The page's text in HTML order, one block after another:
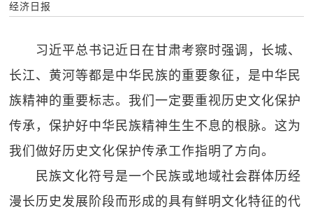
经济日报
习近平总书记近日在甘肃考察时强调，长城、
长江、黄河等都是中华民族的重要象征，是中华民
族精神的重要标志。我们一定要重视历史文化保护
传承，保护好中华民族精神生生不息的根脉。这为
我们做好历史文化保护传承工作指明了方向。
民族文化符号是一个民族或地域社会群体历经
漫长历史发展阶段而形成的具有鲜明文化特征的代